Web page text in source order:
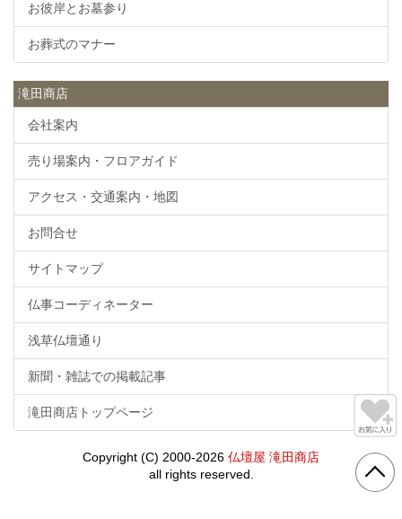
お彼岸とお墓参り
お葬式のマナー
滝田商店
会社案内
売り場案内・フロアガイド
アクセス・交通案内・地図
お問合せ
サイトマップ
仏事コーディネーター
浅草仏壇通り
新聞・雑誌での掲載記事
滝田商店トップページ
Copyright (C) 2000-2026 仏壇屋 滝田商店
all rights reserved.